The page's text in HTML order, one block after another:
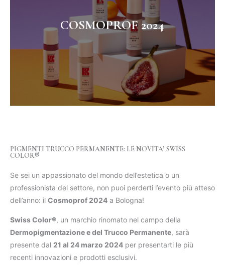
COSMOPROF 2024
PIGMENTI TRUCCO PERMANENTE: LE NOVITA’ SWISS
COLOR®
Se sei un appassionato del mondo dell’estetica o un
professionista del settore, non puoi perderti l’evento più atteso
dell’anno: il Cosmoprof 2024 a Bologna!
Swiss Color®, un marchio rinomato nel campo della
Dermopigmentazione e del Trucco Permanente, sarà
presente dal 21 al 24 marzo 2024 per presentarti le più
recenti innovazioni e prodotti esclusivi.